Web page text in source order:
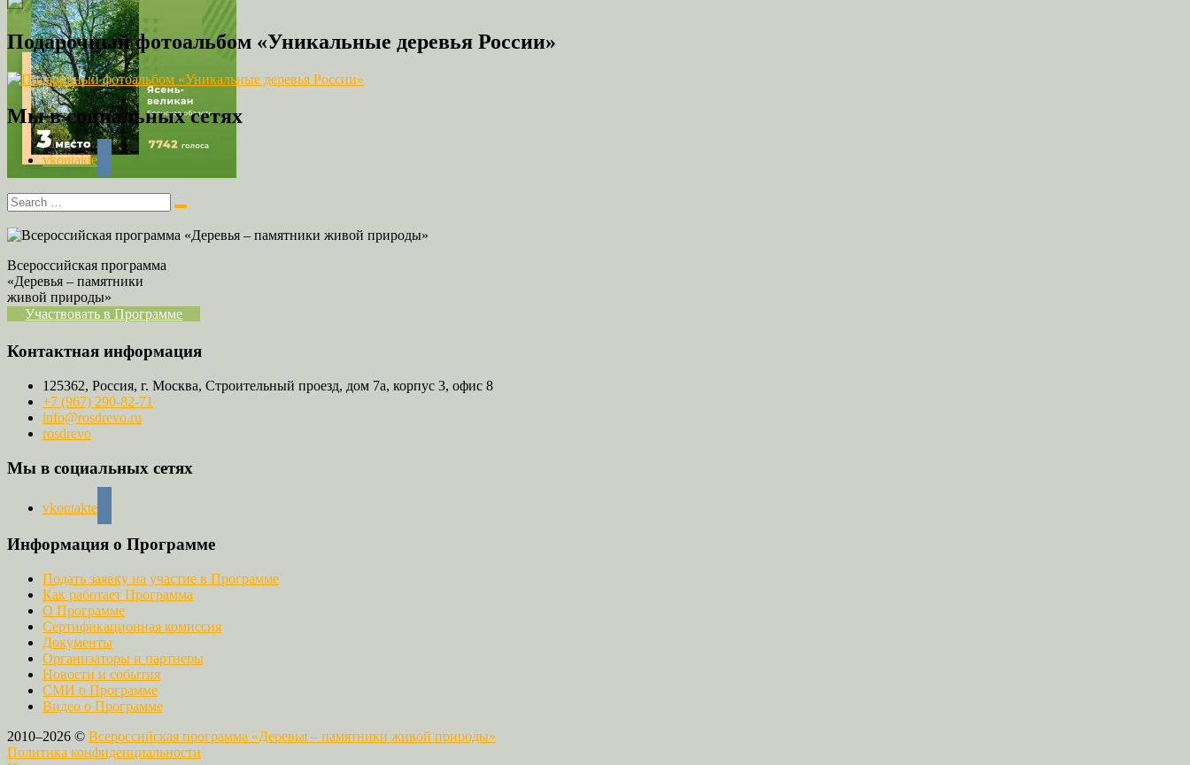
Подарочный фотоальбом «Уникальные деревья России»
Мы в социальных сетях
vkontakte
Всероссийская программа
«Деревья – памятники
живой природы»
Участвовать в Программе
Контактная информация
125362, Россия, г. Москва, Строительный проезд, дом 7а, корпус 3, офис 8
+7 (967) 290-82-71
info@rosdrevo.ru
rosdrevo
Мы в социальных сетях
vkontakte
Информация о Программе
Подать заявку на участие в Программе
Как работает Программа
О Программе
Сертификационная комиссия
Документы
Организаторы и партнеры
Новости и события
СМИ о Программе
Видео о Программе
2010–2026 © Всероссийская программа «Деревья – памятники живой природы»
Политика конфиденциальности